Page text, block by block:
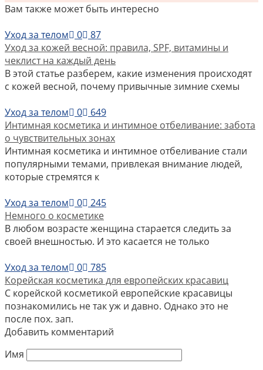
Вам также может быть интересно
Уход за телом
0
87
Уход за кожей весной: правила, SPF, витамины и
чеклист на каждый день
В этой статье разберем, какие изменения происходят
с кожей весной, почему привычные зимние схемы
Уход за телом
0
649
Интимная косметика и интимное отбеливание: забота
о чувствительных зонах
Интимная косметика и интимное отбеливание стали
популярными темами, привлекая внимание людей,
которые стремятся к
Уход за телом
0
245
Немного о косметике
В любом возрасте женщина старается следить за
своей внешностью. И это касается не только
Уход за телом
0
785
Корейская косметика для европейских красавиц
С корейской косметикой европейские красавицы
познакомились не так уж и давно. Однако это не
после пох. зап.
Добавить комментарий
Имя